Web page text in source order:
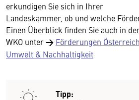
erkundigen Sie sich in Ihrer
Landeskammer, ob und welche
Einen Überblick finden Sie auch in
WKO unter→ Förderungen
Umwelt & Nachhaltigkeit
Tipp: